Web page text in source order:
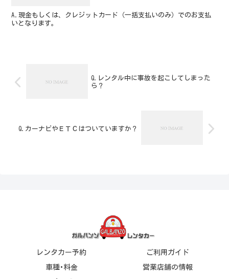
A.現金もしくは、クレジットカード（一括支払いのみ）でのお支払
いとなります。
Q.レンタル中に事故を起こしてしまった
ら？
Q.カーナビやＥＴＣはついていますか？
レンタカー予約 ご利用ガイド
車種･料金 営業店舗の情報